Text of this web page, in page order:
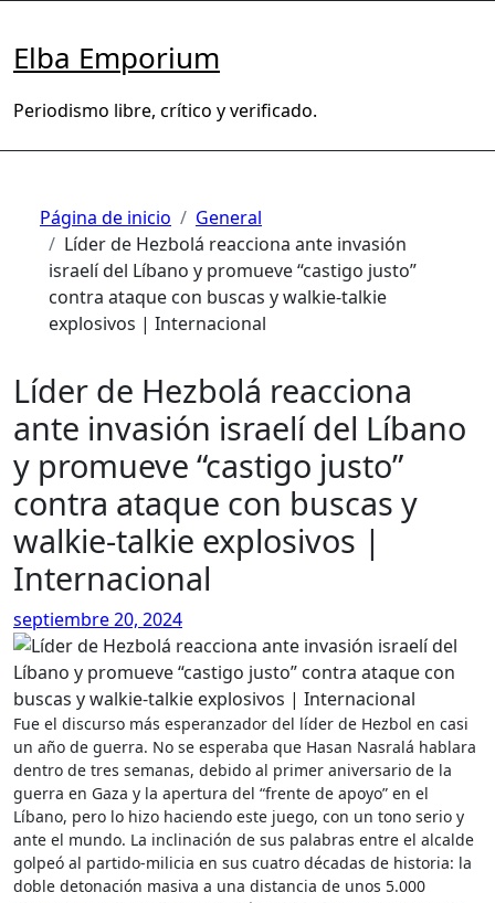
contenido
Elba Emporium
Periodismo libre, crítico y verificado.
Página de inicio
General
Líder de Hezbolá reacciona ante invasión
israelí del Líbano y promueve “castigo justo”
contra ataque con buscas y walkie-talkie
explosivos | Internacional
Líder de Hezbolá reacciona
ante invasión israelí del Líbano
y promueve “castigo justo”
contra ataque con buscas y
walkie-talkie explosivos |
Internacional
septiembre 20, 2024
Fue el discurso más esperanzador del líder de Hezbol en casi
un año de guerra. No se esperaba que Hasan Nasralá hablara
dentro de tres semanas, debido al primer aniversario de la
guerra en Gaza y la apertura del “frente de apoyo” en el
Líbano, pero lo hizo haciendo este juego, con un tono serio y
ante el mundo. La inclinación de sus palabras entre el alcalde
golpeó al partido-milicia en sus cuatro décadas de historia: la
doble detonación masiva a una distancia de unos 5.000